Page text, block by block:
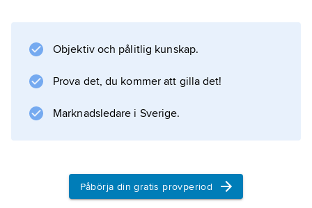
Information om artikeln
Objektiv och pålitlig kunskap.
Prova det, du kommer att gilla det!
Marknadsledare i Sverige.
Påbörja din gratis provperiod